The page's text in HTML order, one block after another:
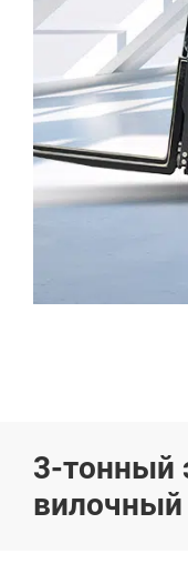
3-тонный
вилочный